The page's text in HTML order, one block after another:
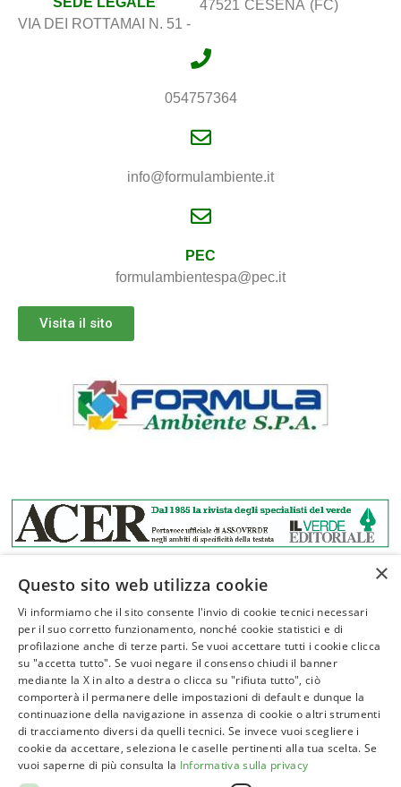
VIA DEI ROTTAMAI N. 51 -
47521 CESENA (FC)
054757364
info@formulambiente.it
PEC
formulambientespa@pec.it
Visita il sito
ASSOVERDE
P.Iva 02961181209
posta@assoverde.it
Privacy Policy
Cookie Policy
×
Questo sito web utilizza cookie
Vi informiamo che il sito consente l'invio di cookie tecnici necessari
per il suo corretto funzionamento, nonché cookie statistici e di
profilazione anche di terze parti. Se vuoi accettare tutti i cookie clicca
su "accetta tutto". Se vuoi negare il consenso chiudi il banner
mediante la X in alto a destra o clicca su "rifiuta tutto", ciò
comporterà il permanere delle impostazioni di default e dunque la
continuazione della navigazione in assenza di cookie o altri strumenti
di tracciamento diversi da quelli tecnici. Se invece vuoi scegliere i
cookie da accettare, seleziona le caselle pertinenti alla tua scelta. Se
vuoi saperne di più consulta la Informativa sulla privacy